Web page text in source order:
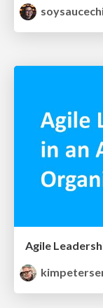
Agile